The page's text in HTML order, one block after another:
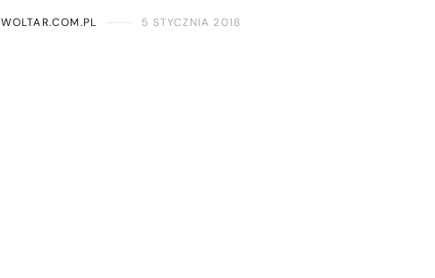
WOLTAR.COM.PL 5 STYCZNIA 2018